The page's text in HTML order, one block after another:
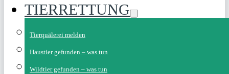
TIERRETTUNG
Tierquälerei melden
Haustier gefunden – was tun
Wildtier gefunden – was tun